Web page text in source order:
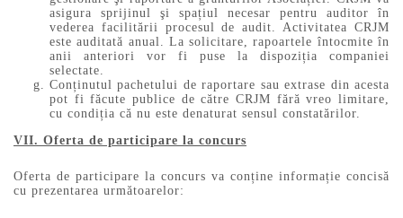
asigura sprijinul şi spațiul necesar pentru auditor în
vederea facilitării procesul de audit. Activitatea CRJM
este auditată anual. La solicitare, rapoartele întocmite în
anii anteriori vor fi puse la dispoziția companiei
selectate.
Conținutul pachetului de raportare sau extrase din acesta
pot fi făcute publice de către CRJM fără vreo limitare,
cu condiția că nu este denaturat sensul constatărilor.
VII. Oferta de participare la concurs
Oferta de participare la concurs va conține informație concisă
cu prezentarea următoarelor: